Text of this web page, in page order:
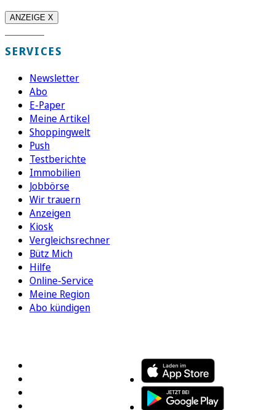
ANZEIGE X
SERVICES
Newsletter
Abo
E-Paper
Meine Artikel
Shoppingwelt
Push
Testberichte
Immobilien
Jobbörse
Wir trauern
Anzeigen
Kiosk
Vergleichsrechner
Bütz Mich
Hilfe
Online-Service
Meine Region
Abo kündigen